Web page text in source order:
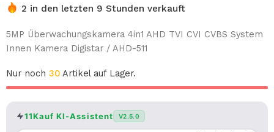
2 in den letzten 9 Stunden verkauft
5MP Überwachungskamera 4in1 AHD TVI CVI CVBS System
Innen Kamera Digistar / AHD-511
Nur noch 30 Artikel auf Lager.
11Kauf KI-Assistent V2.5.0